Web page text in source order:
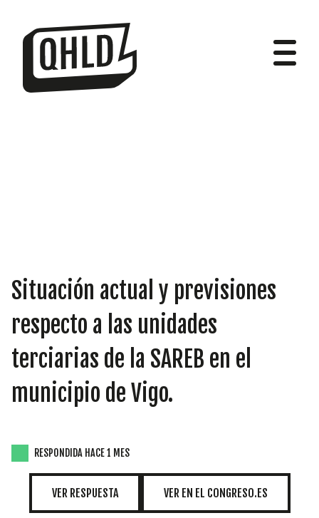
INICIATIVAS
TEMÁTICAS
Situación actual y previsiones
respecto a las unidades
terciarias de la SAREB en el
municipio de Vigo.
RESPONDIDA HACE 1 MES
VER RESPUESTA VER EN EL CONGRESO.ES